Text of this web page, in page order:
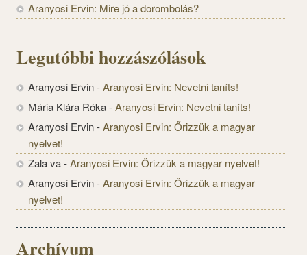
Aranyosi Ervin: Mire jó a dorombolás?
Legutóbbi hozzászólások
Aranyosi Ervin-Aranyosi Ervin: Nevetni taníts!
Mária Klára Róka-Aranyosi Ervin: Nevetni taníts!
Aranyosi Ervin-Aranyosi Ervin: Őrizzük a magyar
nyelvet!
Zala va-Aranyosi Ervin: Őrizzük a magyar nyelvet!
Aranyosi Ervin-Aranyosi Ervin: Őrizzük a magyar
nyelvet!
Archívum